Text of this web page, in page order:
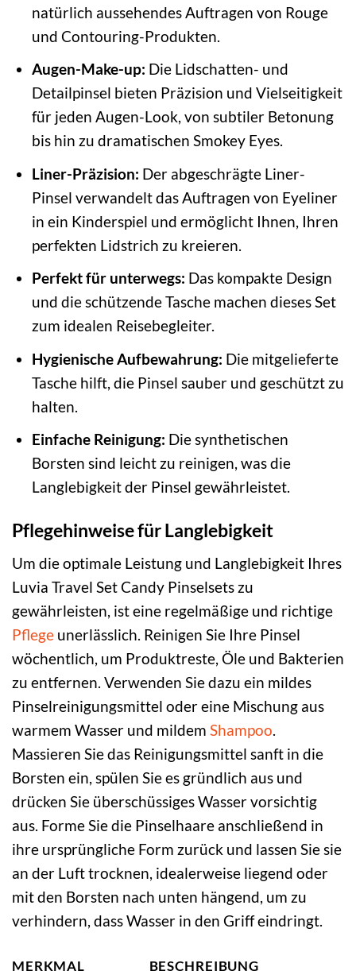
natürlich aussehendes Auftragen von Rouge
und Contouring-Produkten.
Augen-Make-up: Die Lidschatten- und
Detailpinsel bieten Präzision und Vielseitigkeit
für jeden Augen-Look, von subtiler Betonung
bis hin zu dramatischen Smokey Eyes.
Liner-Präzision: Der abgeschrägte Liner-
Pinsel verwandelt das Auftragen von Eyeliner
in ein Kinderspiel und ermöglicht Ihnen, Ihren
perfekten Lidstrich zu kreieren.
Perfekt für unterwegs: Das kompakte Design
und die schützende Tasche machen dieses Set
zum idealen Reisebegleiter.
Hygienische Aufbewahrung: Die mitgelieferte
Tasche hilft, die Pinsel sauber und geschützt zu
halten.
Einfache Reinigung: Die synthetischen
Borsten sind leicht zu reinigen, was die
Langlebigkeit der Pinsel gewährleistet.
Pflegehinweise für Langlebigkeit
Um die optimale Leistung und Langlebigkeit Ihres
Luvia Travel Set Candy Pinselsets zu
gewährleisten, ist eine regelmäßige und richtige
Pflege unerlässlich. Reinigen Sie Ihre Pinsel
wöchentlich, um Produktreste, Öle und Bakterien
zu entfernen. Verwenden Sie dazu ein mildes
Pinselreinigungsmittel oder eine Mischung aus
warmem Wasser und mildem Shampoo
Massieren Sie das Reinigungsmittel sanft in die
Borsten ein, spülen Sie es gründlich aus und
drücken Sie überschüssiges Wasser vorsichtig
aus. Forme Sie die Pinselhaare anschließend in
ihre ursprüngliche Form zurück und lassen Sie sie
an der Luft trocknen, idealerweise liegend oder
mit den Borsten nach unten hängend, um zu
verhindern, dass Wasser in den Griff eindringt.
MERKMAL BESCHREIBUNG